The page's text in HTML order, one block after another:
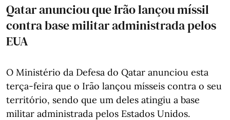
Qatar anunciou que Irão lançou míssil
contra base militar administrada pelos
EUA
O Ministério da Defesa do Qatar anunciou esta
terça-feira que o Irão lançou mísseis contra o seu
território, sendo que um deles atingiu a base
militar administrada pelos Estados Unidos.